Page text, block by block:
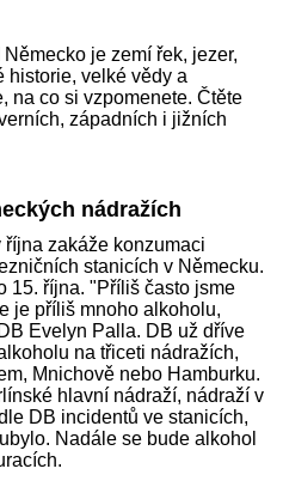
Německo je zemí řek, jezer,
historie, velké vědy a
na co si vzpomenete. Čtěte
západních i jižních
nádražích
zakáže konzumaci
stanicích v Německu.
15. října. "Příliš často jsme
je příliš mnoho alkoholu,
Evelyn Palla. DB už dříve
na třiceti nádražích,
Mnichově nebo Hamburku.
hlavní nádraží, nádraží v
DB incidentů ve stanicích,
Nadále se bude alkohol